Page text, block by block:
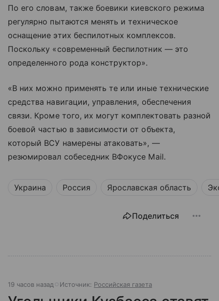
По его словам, также боевики киевского режима
регулярно пытаются менять и техническое
оснащение этих беспилотных комплексов.
Поскольку «современный беспилотник — это
определенного рода конструктор».
«В них можно применять те или иные технические
средства навигации, управления, обеспечения
связи. Кроме того, их могут комплектовать разной
боевой частью в зависимости от объекта,
который ВСУ намерены атаковать», —
резюмировал собеседник ВФокусе Mail.
Украина Россия Ярославская область
Поделиться
19 часов назад Источник: Российская газета